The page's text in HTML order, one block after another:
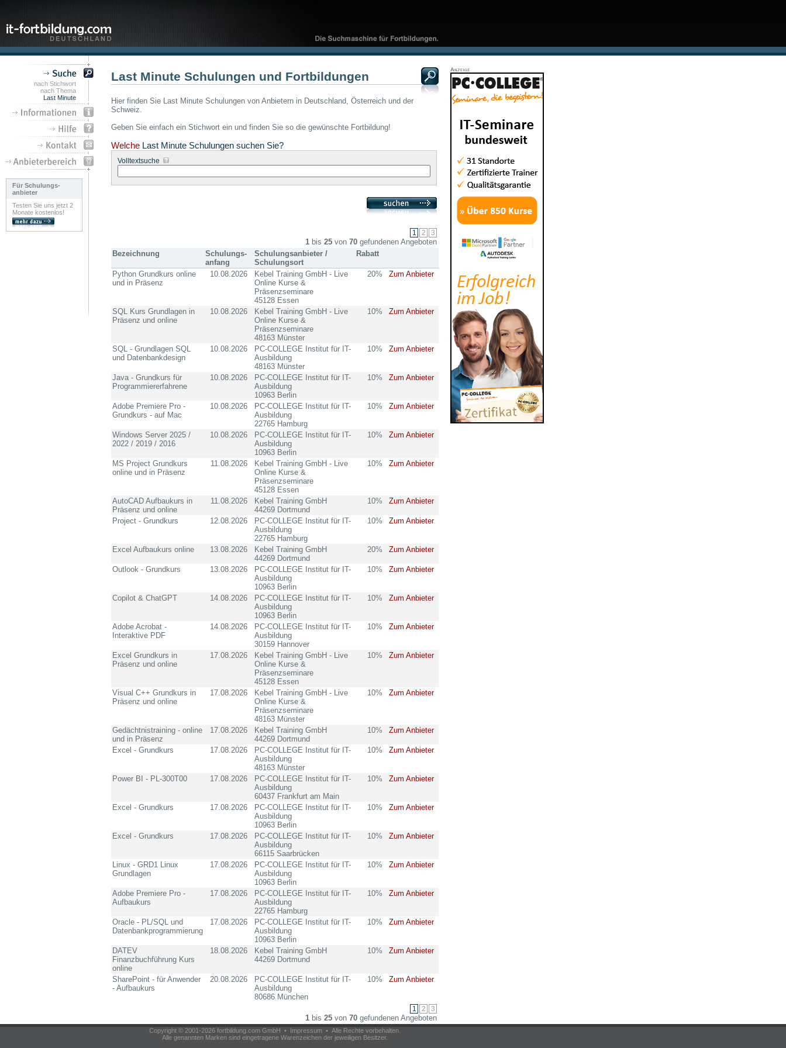
nach Stichwort
nach Thema
Last Minute
Für Schulungs-
anbieter
Testen Sie uns jetzt 2
Monate kostenlos!
Last Minute Schulungen und Fortbildungen
Hier finden Sie Last Minute Schulungen von Anbietern in Deutschland, Österreich und der
Schweiz.
Geben Sie einfach ein Stichwort ein und finden Sie so die gewünschte Fortbildung!
Welche Last Minute Schulungen suchen Sie?
Volltextsuche
1 bis 25 von 70 gefundenen Angeboten
Bezeichnung
Schulungs-
anfang
Schulungsanbieter /
Schulungsort
Rabatt
Python Grundkurs online
und in Präsenz
10.08.2026
Kebel Training GmbH - Live
Online Kurse &
Präsenzseminare
45128 Essen
20% Zum Anbieter
SQL Kurs Grundlagen in
Präsenz und online
10.08.2026
Kebel Training GmbH - Live
Online Kurse &
Präsenzseminare
48163 Münster
10% Zum Anbieter
SQL - Grundlagen SQL
und Datenbankdesign
10.08.2026
PC-COLLEGE Institut für IT-
Ausbildung
48163 Münster
10% Zum Anbieter
Java - Grundkurs für
Programmiererfahrene
10.08.2026
PC-COLLEGE Institut für IT-
Ausbildung
10963 Berlin
10% Zum Anbieter
Adobe Premiere Pro -
Grundkurs - auf Mac
10.08.2026
PC-COLLEGE Institut für IT-
Ausbildung
22765 Hamburg
10% Zum Anbieter
Windows Server 2025 /
2022 / 2019 / 2016
10.08.2026
PC-COLLEGE Institut für IT-
Ausbildung
10963 Berlin
10% Zum Anbieter
MS Project Grundkurs
online und in Präsenz
11.08.2026
Kebel Training GmbH - Live
Online Kurse &
Präsenzseminare
45128 Essen
10% Zum Anbieter
AutoCAD Aufbaukurs in
Präsenz und online
11.08.2026
Kebel Training GmbH
44269 Dortmund
10% Zum Anbieter
Project - Grundkurs 12.08.2026
PC-COLLEGE Institut für IT-
Ausbildung
22765 Hamburg
10% Zum Anbieter
Excel Aufbaukurs online 13.08.2026
Kebel Training GmbH
44269 Dortmund
20% Zum Anbieter
Outlook - Grundkurs 13.08.2026
PC-COLLEGE Institut für IT-
Ausbildung
10963 Berlin
10% Zum Anbieter
Copilot & ChatGPT 14.08.2026
PC-COLLEGE Institut für IT-
Ausbildung
10963 Berlin
10% Zum Anbieter
Adobe Acrobat -
Interaktive PDF
14.08.2026
PC-COLLEGE Institut für IT-
Ausbildung
30159 Hannover
10% Zum Anbieter
Excel Grundkurs in
Präsenz und online
17.08.2026
Kebel Training GmbH - Live
Online Kurse &
Präsenzseminare
45128 Essen
10% Zum Anbieter
Visual C++ Grundkurs in
Präsenz und online
17.08.2026
Kebel Training GmbH - Live
Online Kurse &
Präsenzseminare
48163 Münster
10% Zum Anbieter
Gedächtnistraining - online
und in Präsenz
17.08.2026
Kebel Training GmbH
44269 Dortmund
10% Zum Anbieter
Excel - Grundkurs 17.08.2026
PC-COLLEGE Institut für IT-
Ausbildung
48163 Münster
10% Zum Anbieter
Power BI - PL-300T00 17.08.2026
PC-COLLEGE Institut für IT-
Ausbildung
60437 Frankfurt am Main
10% Zum Anbieter
Excel - Grundkurs 17.08.2026
PC-COLLEGE Institut für IT-
Ausbildung
10963 Berlin
10% Zum Anbieter
Excel - Grundkurs 17.08.2026
PC-COLLEGE Institut für IT-
Ausbildung
66115 Saarbrücken
10% Zum Anbieter
Linux - GRD1 Linux
Grundlagen
17.08.2026
PC-COLLEGE Institut für IT-
Ausbildung
10963 Berlin
10% Zum Anbieter
Adobe Premiere Pro -
Aufbaukurs
17.08.2026
PC-COLLEGE Institut für IT-
Ausbildung
22765 Hamburg
10% Zum Anbieter
Oracle - PL/SQL und
Datenbankprogrammierung
17.08.2026
PC-COLLEGE Institut für IT-
Ausbildung
10963 Berlin
10% Zum Anbieter
DATEV
Finanzbuchführung Kurs
online
18.08.2026
Kebel Training GmbH
44269 Dortmund
10% Zum Anbieter
SharePoint - für Anwender
- Aufbaukurs
20.08.2026
PC-COLLEGE Institut für IT-
Ausbildung
80686 München
10% Zum Anbieter
1 bis 25 von 70 gefundenen Angeboten
Copyright © 2001-2026 fortbildung.com GmbH • Impressum • Alle Rechte vorbehalten.
Alle genannten Marken sind eingetragene Warenzeichen der jeweiligen Besitzer.